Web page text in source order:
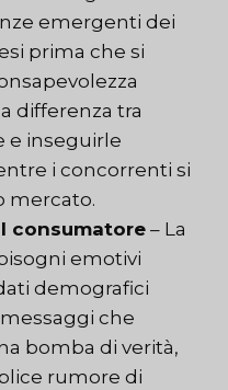
emergenti dei
prima che si
differenza tra
e inseguirle
i concorrenti si
mercato.
consumatore – La
emotivi
demografici
che
bomba di verità,
rumore di